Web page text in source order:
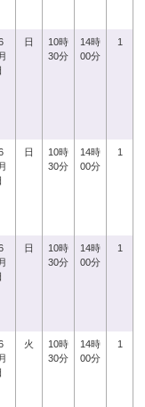
日
10時
30分
14時
00分
1
日
10時
30分
14時
00分
1
日
10時
30分
14時
00分
1
火
10時
30分
14時
00分
1